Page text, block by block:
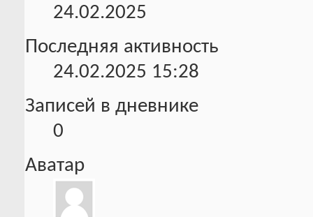
24.02.2025
Последняя активность
24.02.2025 15:28
Записей в дневнике
0
Аватар